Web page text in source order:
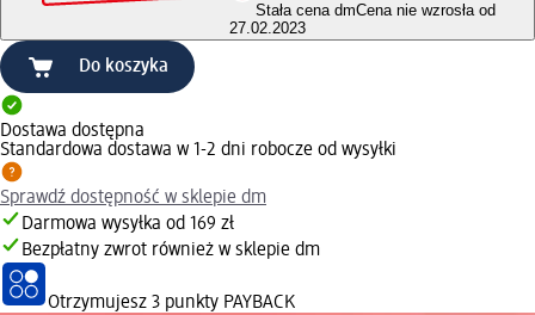
Stała cena dmCena nie wzrosła od
27.02.2023
Do koszyka
Dostawa dostępna
Standardowa dostawa w 1-2 dni robocze od wysyłki
Sprawdź dostępność w sklepie dm
Darmowa wysyłka od 169 zł
Bezpłatny zwrot również w sklepie dm
Otrzymujesz 3 punkty PAYBACK